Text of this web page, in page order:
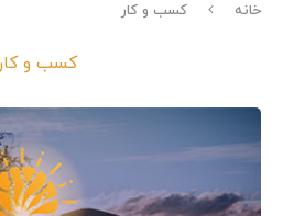
خانه کسب و کار
کسب و کار